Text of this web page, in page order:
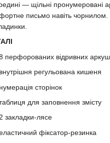
— щільні пронумеровані
письмо навіть
перфорованих відривних
внутрішня регульована кишеня
нумерація сторінок
для заповнення змісту
закладки-лясе
фіксатор-резинка